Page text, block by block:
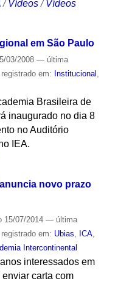
/Vídeos /Vídeos
em São Paulo
03/2008 — última
em: Institucional ,
Brasileira de
inaugurado no dia 8
no Auditório
IEA.
novo prazo
15/07/2014 — última
em: Ubias, ICA,
Intercontinental
interessados em
carta com